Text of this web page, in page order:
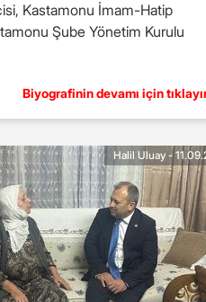
Kastamonu İmam-Hatip
Şube Yönetim Kurulu
Biyografinin devamı için
Halil Uluay -